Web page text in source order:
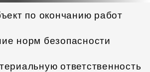
по окончанию работ
норм безопасности
ответственность